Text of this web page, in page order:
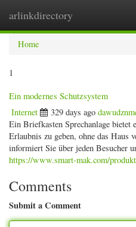
arlinkdirectory
Home
1
Ein modernes Schutzsystem
Internet 329 days ago
Ein Briefkasten Sprechanlage
Erlaubnis zu geben, ohne das Haus
informiert Sie über jeden Besucher
https://www.smart-mak.com/
Comments
Submit a Comment